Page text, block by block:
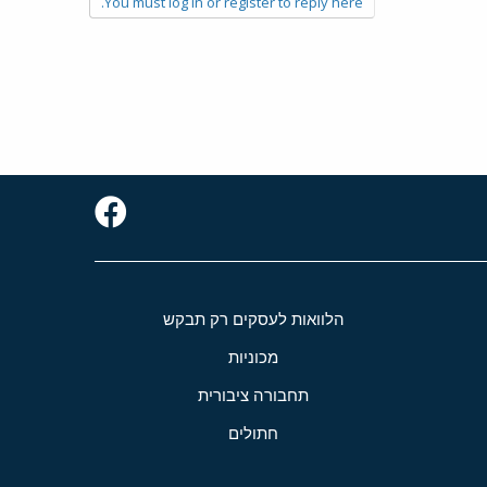
הלוואות לעסקים רק תבקש
מכוניות
תחבורה ציבורית
חתולים